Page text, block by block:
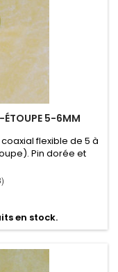
ÉTOUPE 5-6MM
flexible de 5 à
Pin dorée et
en stock.